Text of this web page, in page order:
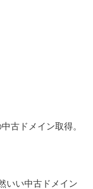
古ドメイン取得。
いい中古ドメイン